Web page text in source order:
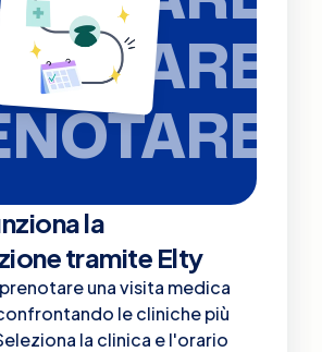
la
tramite Elty
una visita medica
le cliniche più
la clinica e l'orario